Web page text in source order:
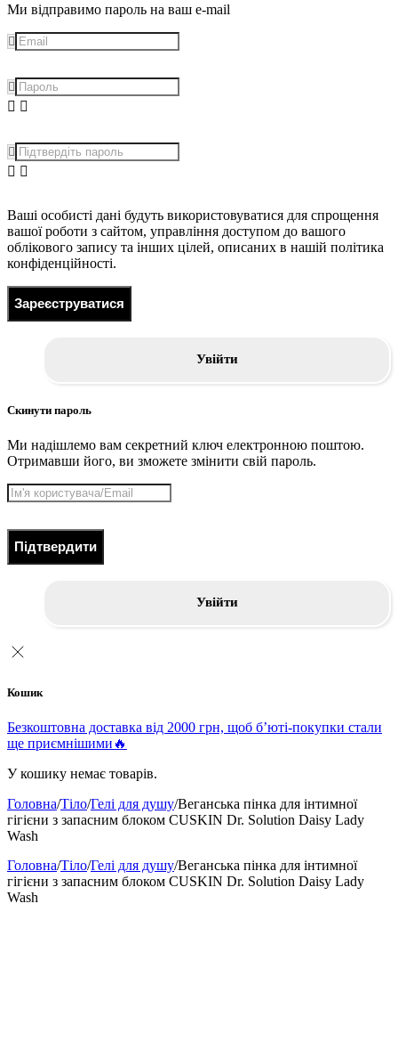
Ми відправимо пароль на ваш e-mail
Ваші особисті дані будуть використовуватися для спрощення
вашої роботи з сайтом, управління доступом до вашого
облікового запису та інших цілей, описаних в нашій політика
конфіденційності.
Зареєструватися
Увійти
Скинути пароль
Ми надішлемо вам секретний ключ електронною поштою.
Отримавши його, ви зможете змінити свій пароль.
Підтвердити
Увійти
Кошик
Безкоштовна доставка від 2000 грн, щоб б’юті-покупки стали
ще приємнішими🔥
У кошику немає товарів.
Головна/Тіло/Гелі для душу/Веганська пінка для інтимної
гігієни з запасним блоком CUSKIN Dr. Solution Daisy Lady
Wash
Головна/Тіло/Гелі для душу/Веганська пінка для інтимної
гігієни з запасним блоком CUSKIN Dr. Solution Daisy Lady
Wash